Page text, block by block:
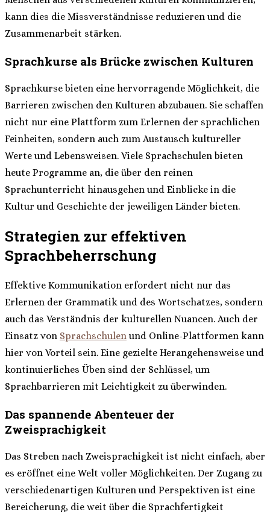
kann dies die Missverständnisse reduzieren und die
Zusammenarbeit stärken.
Sprachkurse als Brücke zwischen Kulturen
Sprachkurse bieten eine hervorragende Möglichkeit, die
Barrieren zwischen den Kulturen abzubauen. Sie schaffen
nicht nur eine Plattform zum Erlernen der sprachlichen
Feinheiten, sondern auch zum Austausch kultureller
Werte und Lebensweisen. Viele Sprachschulen bieten
heute Programme an, die über den reinen
Sprachunterricht hinausgehen und Einblicke in die
Kultur und Geschichte der jeweiligen Länder bieten.
Strategien zur effektiven
Sprachbeherrschung
Effektive Kommunikation erfordert nicht nur das
Erlernen der Grammatik und des Wortschatzes, sondern
auch das Verständnis der kulturellen Nuancen. Auch der
Einsatz von Sprachschulen und Online-Plattformen kann
hier von Vorteil sein. Eine gezielte Herangehensweise und
kontinuierliches Üben sind der Schlüssel, um
Sprachbarrieren mit Leichtigkeit zu überwinden.
Das spannende Abenteuer der
Zweisprachigkeit
Das Streben nach Zweisprachigkeit ist nicht einfach, aber
es eröffnet eine Welt voller Möglichkeiten. Der Zugang zu
verschiedenartigen Kulturen und Perspektiven ist eine
Bereicherung, die weit über die Sprachfertigkeit